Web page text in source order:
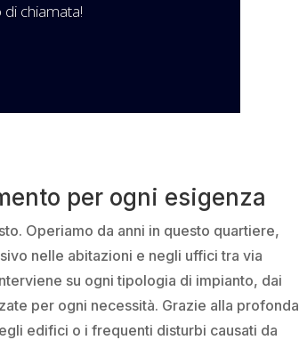
chiamata!
per ogni esigenza
Operiamo da anni in questo quartiere,
nelle abitazioni e negli uffici tra via
su ogni tipologia di impianto, dai
per ogni necessità. Grazie alla profonda
edifici o i frequenti disturbi causati da